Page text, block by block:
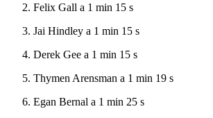
Felix Gall a 1 min 15 s
Jai Hindley a 1 min 15 s
Derek Gee a 1 min 15 s
Thymen Arensman a 1 min 19 s
Egan Bernal a 1 min 25 s